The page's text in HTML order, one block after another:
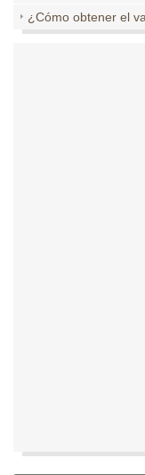
¿Cómo obtener el